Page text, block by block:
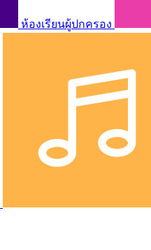
ห้องเรียนผู้ปกครอง